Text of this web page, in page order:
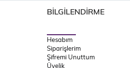
BİLGİLENDİRME
Hesabım
Siparişlerim
Şifremi Unuttum
Üyelik